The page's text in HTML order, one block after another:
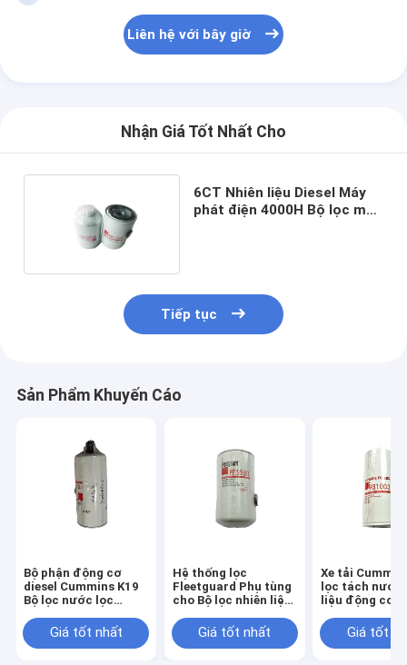
Liên hệ với bây giờ
Nhận Giá Tốt Nhất Cho
6CT Nhiên liệu Diesel Máy
phát điện 4000H Bộ lọc máy
Tiếp tục
Sản Phẩm Khuyến Cáo
Bộ phận động cơ
diesel Cummins K19
Bộ lọc nước lọc
Giá tốt nhất
Hệ thống lọc
Fleetguard Phụ tùng
cho Bộ lọc nhiên liệu
FF5580Giá tốt nhất
Xe tải
lọc tách nước
liệu động cơ
Giá tốt